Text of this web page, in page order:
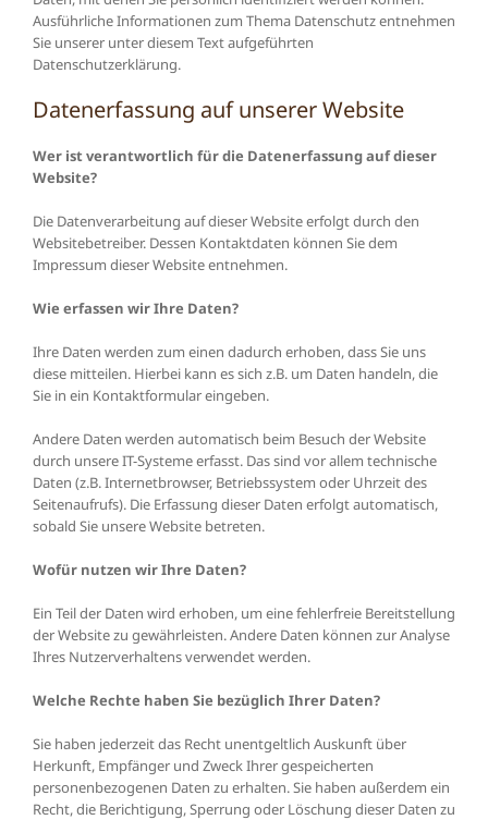
Ausführliche Informationen zum Thema Datenschutz entnehmen
Sie unserer unter diesem Text aufgeführten
Datenschutzerklärung.
Datenerfassung auf unserer Website
Wer ist verantwortlich für die Datenerfassung auf dieser
Website?
Die Datenverarbeitung auf dieser Website erfolgt durch den
Websitebetreiber. Dessen Kontaktdaten können Sie dem
Impressum dieser Website entnehmen.
Wie erfassen wir Ihre Daten?
Ihre Daten werden zum einen dadurch erhoben, dass Sie uns
diese mitteilen. Hierbei kann es sich z.B. um Daten handeln, die
Sie in ein Kontaktformular eingeben.
Andere Daten werden automatisch beim Besuch der Website
durch unsere IT-Systeme erfasst. Das sind vor allem technische
Daten (z.B. Internetbrowser, Betriebssystem oder Uhrzeit des
Seitenaufrufs). Die Erfassung dieser Daten erfolgt automatisch,
sobald Sie unsere Website betreten.
Wofür nutzen wir Ihre Daten?
Ein Teil der Daten wird erhoben, um eine fehlerfreie Bereitstellung
der Website zu gewährleisten. Andere Daten können zur Analyse
Ihres Nutzerverhaltens verwendet werden.
Welche Rechte haben Sie bezüglich Ihrer Daten?
Sie haben jederzeit das Recht unentgeltlich Auskunft über
Herkunft, Empfänger und Zweck Ihrer gespeicherten
personenbezogenen Daten zu erhalten. Sie haben außerdem ein
Recht, die Berichtigung, Sperrung oder Löschung dieser Daten zu